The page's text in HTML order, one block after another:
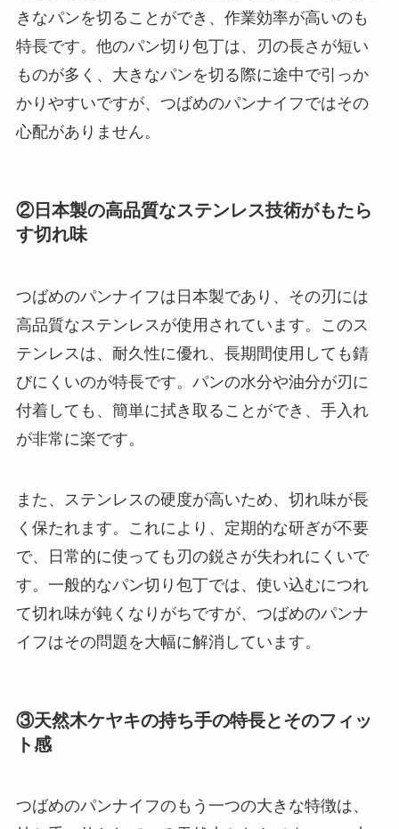
きなパンを切ることができ、作業効率が高いのも
特長です。他のパン切り包丁は、刃の長さが短い
ものが多く、大きなパンを切る際に途中で引っか
かりやすいですが、つばめのパンナイフではその
心配がありません。
②日本製の高品質なステンレス技術がもたら
す切れ味
つばめのパンナイフは日本製であり、その刃には
高品質なステンレスが使用されています。このス
テンレスは、耐久性に優れ、長期間使用しても錆
びにくいのが特長です。パンの水分や油分が刃に
付着しても、簡単に拭き取ることができ、手入れ
が非常に楽です。
また、ステンレスの硬度が高いため、切れ味が長
く保たれます。これにより、定期的な研ぎが不要
で、日常的に使っても刃の鋭さが失われにくいで
す。一般的なパン切り包丁では、使い込むにつれ
て切れ味が鈍くなりがちですが、つばめのパンナ
イフはその問題を大幅に解消しています。
③天然木ケヤキの持ち手の特長とそのフィッ
ト感
つばめのパンナイフのもう一つの大きな特徴は、